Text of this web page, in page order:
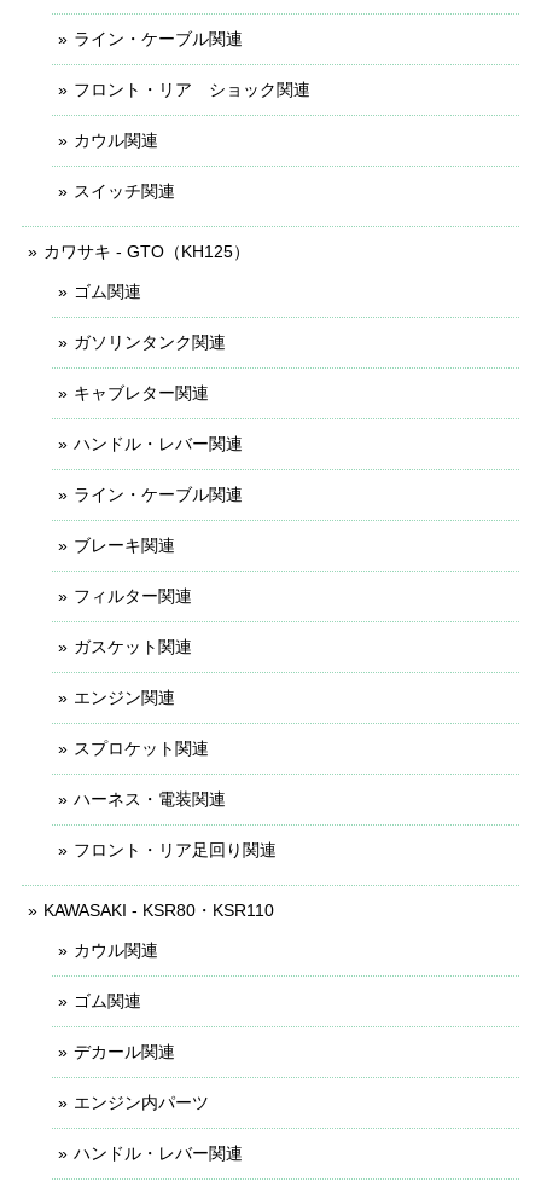
ライン・ケーブル関連
フロント・リア ショック関連
カウル関連
スイッチ関連
カワサキ - GTO（KH125）
ゴム関連
ガソリンタンク関連
キャブレター関連
ハンドル・レバー関連
ライン・ケーブル関連
ブレーキ関連
フィルター関連
ガスケット関連
エンジン関連
スプロケット関連
ハーネス・電装関連
フロント・リア足回り関連
KAWASAKI - KSR80・KSR110
カウル関連
ゴム関連
デカール関連
エンジン内パーツ
ハンドル・レバー関連